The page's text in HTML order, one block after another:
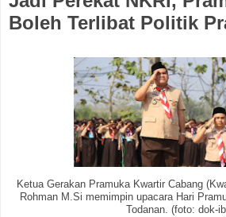
Boleh Terlibat Politik
Ketua Gerakan Pramuka Kwartir Cabang
Rohman M.Si memimpin upacara Hari
Todanan. (foto: dok-